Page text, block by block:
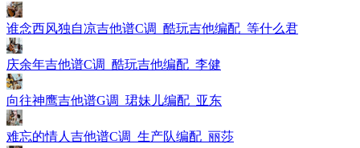
谁念西风独自凉吉他谱C调_酷玩吉他编配_等什么君
庆余年吉他谱C调_酷玩吉他编配_李健
向往神鹰吉他谱G调_珺妹儿编配_亚东
难忘的情人吉他谱C调_生产队编配_丽莎